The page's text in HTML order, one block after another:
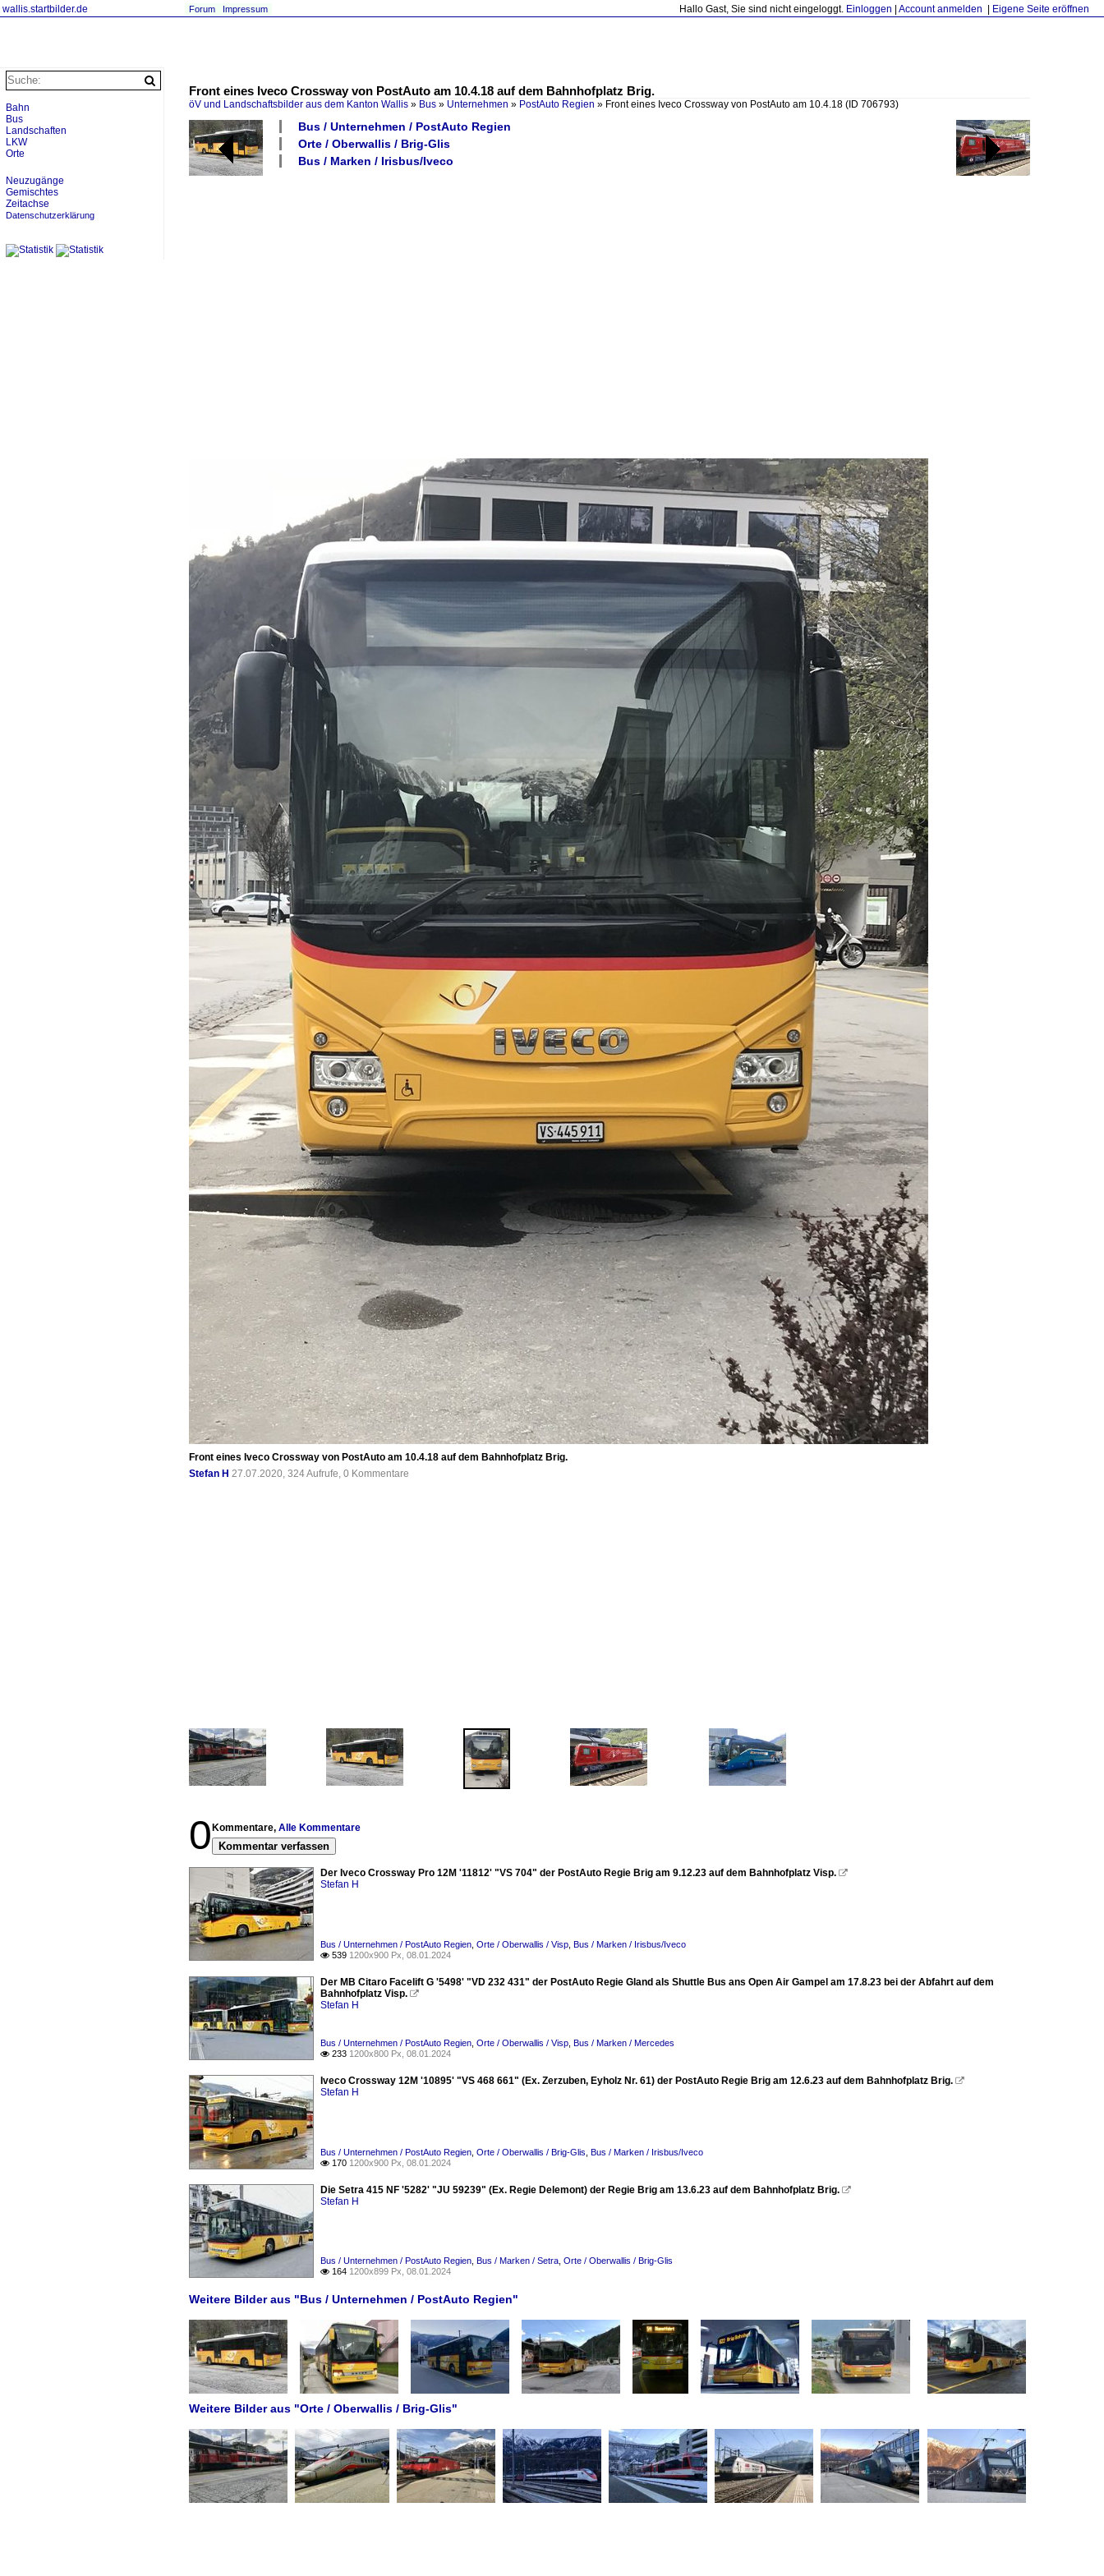
wallis.startbilder.de Hallo Gast, Sie sind nicht eingeloggt. Einloggen Account anmelden Eigene Seite eröffnen
Forum Impressum
Front eines Iveco Crossway von PostAuto am 10.4.18 auf dem Bahnhofplatz Brig.
öV und Landschaftsbilder aus dem Kanton Wallis » Bus » Unternehmen » PostAuto Regien » Front eines Iveco Crossway von PostAuto am 10.4.18 (ID 706793)
Bus / Unternehmen / PostAuto Regien
Orte / Oberwallis / Brig-Glis
Bus / Marken / Irisbus/Iveco
Front eines Iveco Crossway von PostAuto am 10.4.18 auf dem Bahnhofplatz Brig.
Stefan H 27.07.2020, 324 Aufrufe, 0 Kommentare
0 Kommentare, Alle Kommentare
Kommentar verfassen
Der Iveco Crossway Pro 12M '11812' "VS 704" der PostAuto Regie Brig am 9.12.23 auf dem Bahnhofplatz Visp. 
Stefan H
Bus / Unternehmen / PostAuto Regien Orte / Oberwallis / Visp Bus / Marken / Irisbus/Iveco
 539 1200x900 Px, 08.01.2024
Der MB Citaro Facelift G '5498' "VD 232 431" der PostAuto Regie Gland als Shuttle Bus ans Open Air Gampel am 17.8.23 bei der Abfahrt auf dem
Bahnhofplatz Visp. 
Stefan H
Bus / Unternehmen / PostAuto Regien Orte / Oberwallis / Visp Bus / Marken / Mercedes
 233 1200x800 Px, 08.01.2024
Iveco Crossway 12M '10895' "VS 468 661" (Ex. Zerzuben, Eyholz Nr. 61) der PostAuto Regie Brig am 12.6.23 auf dem Bahnhofplatz Brig. 
Stefan H
Bus / Unternehmen / PostAuto Regien Orte / Oberwallis / Brig-Glis Bus / Marken / Irisbus/Iveco
 170 1200x900 Px, 08.01.2024
Die Setra 415 NF '5282' "JU 59239" (Ex. Regie Delemont) der Regie Brig am 13.6.23 auf dem Bahnhofplatz Brig. 
Stefan H
Bus / Unternehmen / PostAuto Regien Bus / Marken / Setra Orte / Oberwallis / Brig-Glis
 164 1200x899 Px, 08.01.2024
Weitere Bilder aus "Bus / Unternehmen / PostAuto Regien"
Weitere Bilder aus "Orte / Oberwallis / Brig-Glis"
Bahn
Bus
Landschaften
LKW
Orte
Neuzugänge
Gemischtes
Zeitachse
Datenschutzerklärung